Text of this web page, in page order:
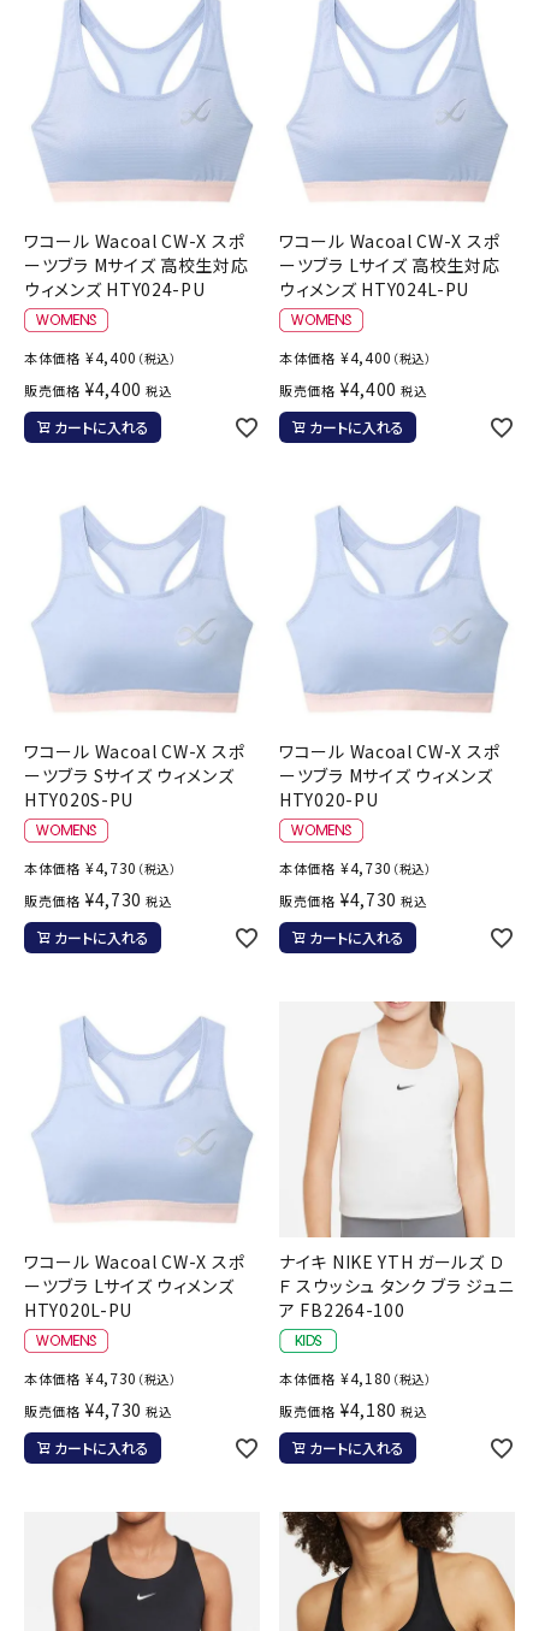
ワコール Wacoal CW-X スポ
ーツブラ Mサイズ 高校生対応
ウィメンズ HTY024-PU
本体価格 ¥4,400 （税込）
販売価格 ¥4,400 税込
カートに入れる
ワコール Wacoal CW-X スポ
ーツブラ Lサイズ 高校生対応
ウィメンズ HTY024L-PU
本体価格 ¥4,400 （税込）
販売価格 ¥4,400 税込
カートに入れる
ワコール Wacoal CW-X スポ
ーツブラ Sサイズ ウィメンズ
HTY020S-PU
本体価格 ¥4,730 （税込）
販売価格 ¥4,730 税込
カートに入れる
ワコール Wacoal CW-X スポ
ーツブラ Mサイズ ウィメンズ
HTY020-PU
本体価格 ¥4,730 （税込）
販売価格 ¥4,730 税込
カートに入れる
ワコール Wacoal CW-X スポ
ーツブラ Lサイズ ウィメンズ
HTY020L-PU
本体価格 ¥4,730 （税込）
販売価格 ¥4,730 税込
カートに入れる
ナイキ NIKE YTH ガールズ Ｄ
Ｆ スウッシュ タンク ブラ ジュニ
ア FB2264-100
本体価格 ¥4,180 （税込）
販売価格 ¥4,180 税込
カートに入れる